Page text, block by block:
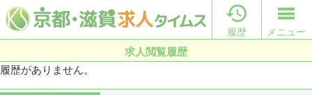

履歴 メニュー
求人閲覧履歴
履歴がありません。